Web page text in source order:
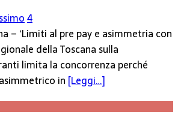
4
– ‘Limiti al pre pay e asimmetria con
della Toscana sulla
limita la concorrenza perché
in [Leggi…]